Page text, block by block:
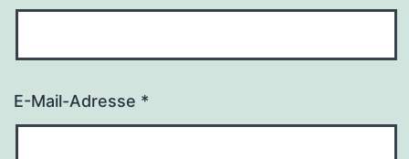
E-Mail-Adresse *